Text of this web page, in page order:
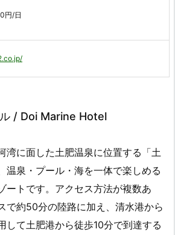
円/日
/ Doi Marine Hotel
湾に面した土肥温泉に位置する「土
温泉・プール・海を一体で楽しめる
ートです。アクセス方法が複数あ
で約50分の陸路に加え、清水港から
して土肥港から徒歩10分で到達する